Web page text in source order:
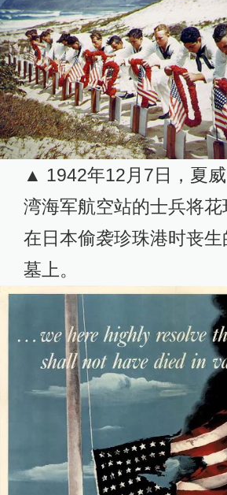
▲ 1942年12月7日，夏
湾海军航空站的士兵将花
在日本偷袭珍珠港时丧
墓上。